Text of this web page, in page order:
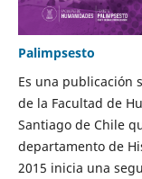
Palimpsesto
Es una publicación
de la Facultad de
Santiago de Chile
departamento de
2015 inicia una